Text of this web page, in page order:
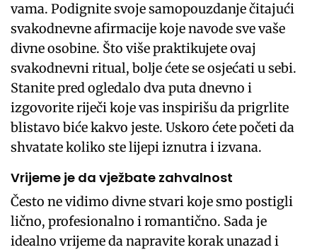
vama. Podignite svoje samopouzdanje čitajući
svakodnevne afirmacije koje navode sve vaše
divne osobine. Što više praktikujete ovaj
svakodnevni ritual, bolje ćete se osjećati u sebi.
Stanite pred ogledalo dva puta dnevno i
izgovorite riječi koje vas inspirišu da prigrlite
blistavo biće kakvo jeste. Uskoro ćete početi da
shvatate koliko ste lijepi iznutra i izvana.
Vrijeme je da vježbate zahvalnost
Često ne vidimo divne stvari koje smo postigli
lično, profesionalno i romantično. Sada je
idealno vrijeme da napravite korak unazad i